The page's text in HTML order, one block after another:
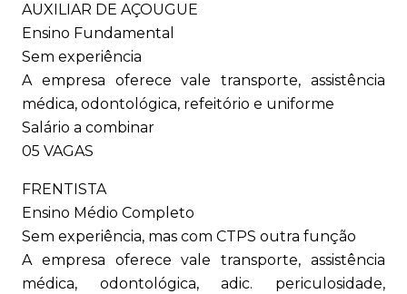
AUXILIAR DE AÇOUGUE
Ensino Fundamental
Sem experiência
A empresa oferece vale transporte, assistência
médica, odontológica, refeitório e uniforme
Salário a combinar
05 VAGAS
FRENTISTA
Ensino Médio Completo
Sem experiência, mas com CTPS outra função
A empresa oferece vale transporte, assistência
médica, odontológica, adic. periculosidade,